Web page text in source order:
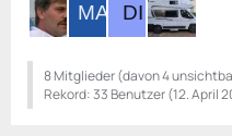
8 Mitglieder (davon 4
Rekord: 33 Benutzer (12. April